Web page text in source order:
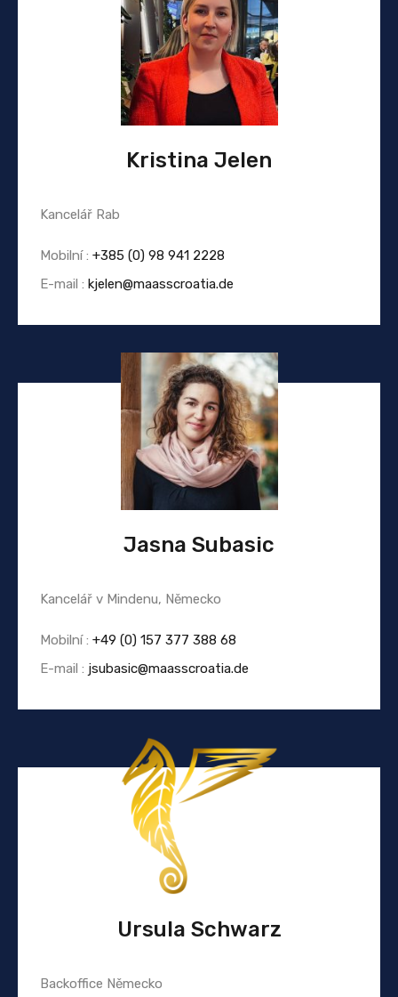
Kristina Jelen
Kancelář Rab
Mobilní : +385 (0) 98 941 2228
E-mail : kjelen@maasscroatia.de
Jasna Subasic
Kancelář v Mindenu, Německo
Mobilní : +49 (0) 157 377 388 68
E-mail : jsubasic@maasscroatia.de
Ursula Schwarz
Backoffice Německo